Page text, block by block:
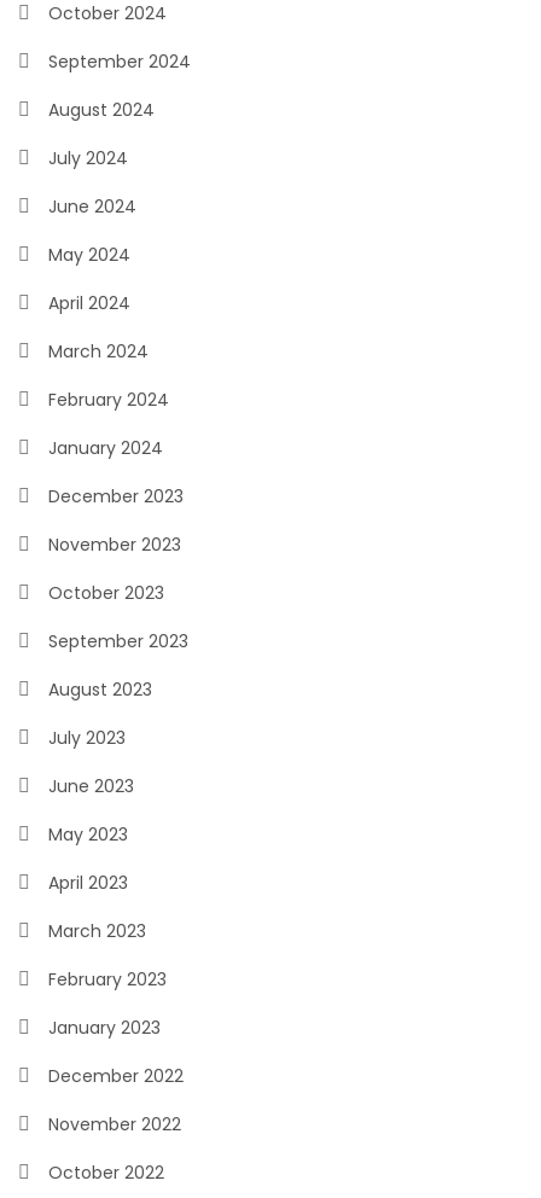
October 2024
September 2024
August 2024
July 2024
June 2024
May 2024
April 2024
March 2024
February 2024
January 2024
December 2023
November 2023
October 2023
September 2023
August 2023
July 2023
June 2023
May 2023
April 2023
March 2023
February 2023
January 2023
December 2022
November 2022
October 2022